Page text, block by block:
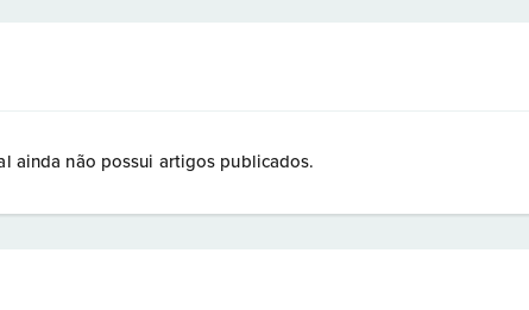
ainda não possui artigos publicados.